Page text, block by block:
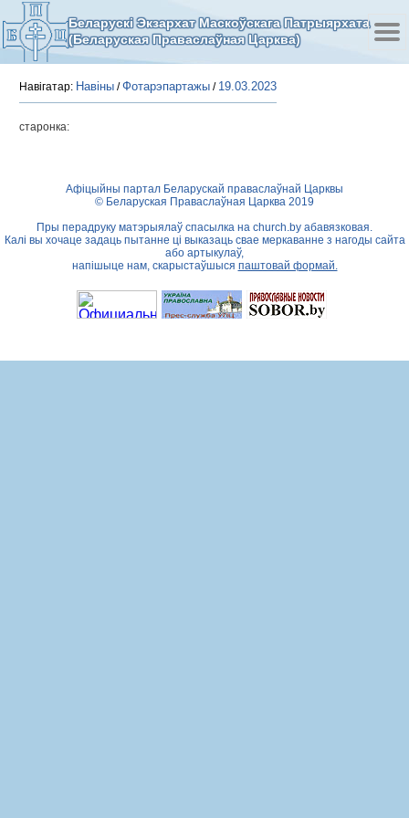
Беларускі Экзархат Маскоўскага Патрыярхата
(Беларуская Праваслаўная Царква)
Навігатар: Навіны /Фотарэпартажы / 19.03.2023
старонка:
Афіцыйны партал Беларускай праваслаўнай Царквы
© Беларуская Праваслаўная Царква 2019
Пры перадруку матэрыялаў спасылка на church.by абавязковая.
Калі вы хочаце задаць пытанне ці выказаць свае меркаванне з нагоды сайта
або артыкулаў,
напішыце нам, скарыстаўшыся паштовай формай.